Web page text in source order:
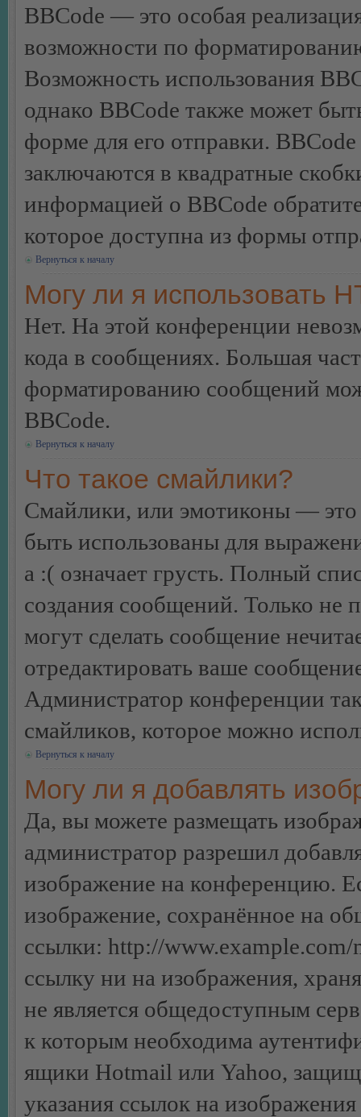
BBCode — это особая
возможности по
Возможность использования
однако BBCode также может
форме для его отправки.
заключаются в квадратные
информацией о BBCode
которое доступна из формы
Вернуться к началу
Могу ли я использовать
Нет. На этой конференции
кода в сообщениях. Большая
форматированию сообщений
BBCode.
Вернуться к началу
Что такое смайлики?
Смайлики, или эмотиконы — это
быть использованы для
а :( означает грусть. Полный
создания сообщений. Только не
могут сделать сообщение
отредактировать ваше
Администратор конференции
смайликов, которое можно
Вернуться к началу
Могу ли я добавлять
Да, вы можете размещать
администратор разрешил
изображение на конференцию.
изображение, сохранённое на
ссылки: http://
ссылку ни на изображения,
не является общедоступным
к которым необходима
ящики Hotmail или Yahoo,
указания ссылок на